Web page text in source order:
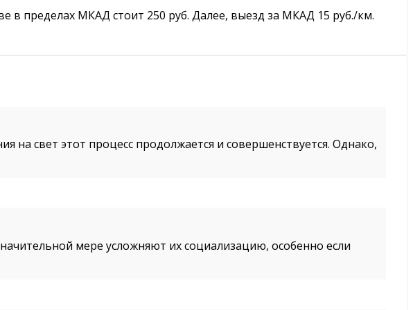
пределах МКАД стоит 250 руб. Далее, выезд за МКАД 15 руб./км.
на свет этот процесс продолжается и совершенствуется. Однако,
мере усложняют их социализацию, особенно если